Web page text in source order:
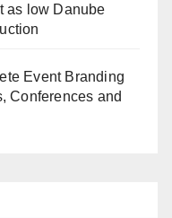
as low Danube
Event Branding
Conferences and